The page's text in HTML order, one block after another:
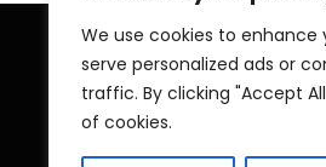
We use cookies to enhance
serve personalized ads or
traffic. By clicking "Accept
of cookies.